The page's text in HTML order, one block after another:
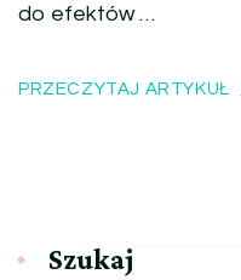
do efektów …
PRZECZYTAJ ARTYKUŁ
Szukaj